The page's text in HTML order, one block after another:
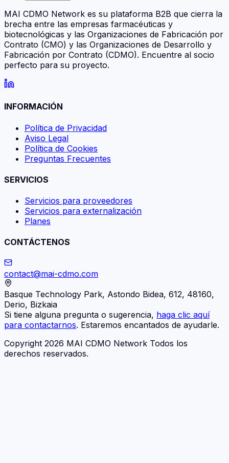
MAI CDMO Network es su plataforma B2B que cierra la
brecha entre las empresas farmacéuticas y
biotecnológicas y las Organizaciones de Fabricación por
Contrato (CMO) y las Organizaciones de Desarrollo y
Fabricación por Contrato (CDMO). Encuentre al socio
perfecto para su proyecto.
INFORMACIÓN
Política de Privacidad
Aviso Legal
Política de Cookies
Preguntas Frecuentes
SERVICIOS
Servicios para proveedores
Servicios para externalización
Planes
CONTÁCTENOS
contact@mai-cdmo.com
Basque Technology Park, Astondo Bidea, 612, 48160,
Derio, Bizkaia
Si tiene alguna pregunta o sugerencia, haga clic aquí
para contactarnos. Estaremos encantados de ayudarle.
Copyright 2026 MAI CDMO Network Todos los
derechos reservados.